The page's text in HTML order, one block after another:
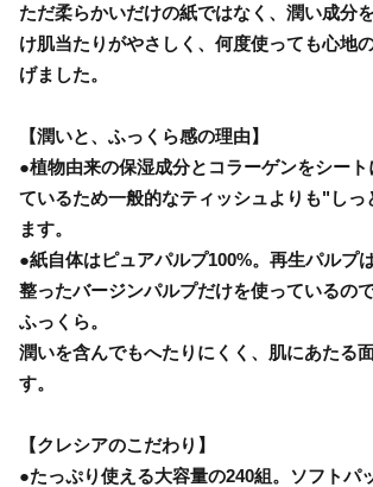
ただ柔らかいだけの紙ではなく、潤い成分
け肌当たりがやさしく、何度使っても心地
げました。
【潤いと、ふっくら感の理由】
●植物由来の保湿成分とコラーゲンをシー
ているため一般的なティッシュよりも"しっ
ます。
●紙自体はピュアパルプ100%。再生パルプ
整ったバージンパルプだけを使っているの
ふっくら。
潤いを含んでもへたりにくく、肌にあたる
す。
【クレシアのこだわり】
●たっぷり使える大容量の240組。ソフトパ